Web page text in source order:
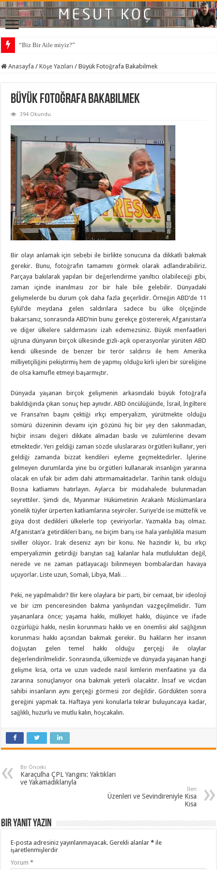
“Biz Bir Aile miyiz?”
Anasayfa / Köşe Yazıları / Büyük Fotoğrafa Bakabilmek
Büyük Fotoğrafa Bakabilmek
394 Okundu
Bir olayı anlamak için sebebi ile birlikte sonucuna da dikkatli bakmak
gerekir. Bunu, fotoğrafın tamamını görmek olarak adlandırabiliriz.
Parçaya bakılarak yapılan bir değerlendirme yanıltıcı olabileceği gibi,
zaman içinde inanılması zor bir hale bile gelebilir. Dünyadaki
gelişmelerde bu durum çok daha fazla geçerlidir. Örneğin ABD’de 11
Eylül’de meydana gelen saldırılara sadece bu ülke ölçeğinde
bakarsanız, sonrasında ABD’nin bunu gerekçe göstererek, Afganistan’a
ve diğer ülkelere saldırmasını izah edemezsiniz. Büyük menfaatleri
uğruna dünyanın birçok ülkesinde gizli-açık operasyonlar yürüten ABD
kendi ülkesinde de benzer bir terör saldırısı ile hem Amerika
milliyetçiliğini pekiştirmiş hem de yapmış olduğu kirli işleri bir süreliğine
de olsa kamufle etmeyi başarmıştır.
Dünyada yaşanan birçok gelişmenin arkasındaki büyük fotoğrafa
bakıldığında çıkan sonuç hep aynıdır. ABD öncülüğünde, İsrail, İngiltere
ve Fransa’nın başını çektiği ırkçı emperyalizm, yürütmekte olduğu
sömürü düzeninin devamı için gözünü hiç bir şey den sakınmadan,
hiçbir insanı değeri dikkate almadan baskı ve zulümlerine devam
etmektedir. Yeri geldiği zaman sözde uluslararası örgütleri kullanır, yeri
geldiği zamanda bizzat kendileri eyleme geçmektedirler. İşlerine
gelmeyen durumlarda yine bu örgütleri kullanarak insanlığın yararına
olacak en ufak bir adım dahi attırmamaktadırlar. Tarihin tanık olduğu
Bosna katliamını hatırlayın. Aylarca bir müdahalede bulunmadan
seyrettiler. Şimdi de, Myanmar Hükümetinin Arakanlı Müslümanlara
yönelik tüyler ürperten katliamlarına seyirciler. Suriye’de ise müttefik ve
güya dost dedikleri ülkelerle top çeviriyorlar. Yazmakla baş olmaz.
Afganistan’a getirdikleri barış, ne biçim barış ise hala yanlışlıkla masum
siviller ölüyor. Irak deseniz ayrı bir konu. Ne hazindir ki, bu ırkçı
emperyalizmin getirdiği barıştan sağ kalanlar hala mutluluktan değil,
nerede ve ne zaman patlayacağı bilinmeyen bombalardan havaya
uçuyorlar. Liste uzun, Somali, Libya, Mali…
Peki, ne yapılmalıdır? Bir kere olaylara bir parti, bir cemaat, bir ideoloji
ve bir izm penceresinden bakma yanlışından vazgeçilmelidir. Tüm
yaşananlara önce; yaşama hakkı, mülkiyet hakkı, düşünce ve ifade
özgürlüğü hakkı, neslin korunması hakkı ve en önemlisi akıl sağlığının
korunması hakkı açısından bakmak gerekir. Bu hakların her insanın
doğuştan gelen temel hakkı olduğu gerçeği ile olaylar
değerlendirilmelidir. Sonrasında, ülkemizde ve dünyada yaşanan hangi
gelişme kısa, orta ve uzun vadede nasıl kimlerin menfaatine ya da
zararına sonuçlanıyor ona bakmak yeterli olacaktır. İnsaf ve vicdan
sahibi insanların aynı gerçeği görmesi zor değildir. Gördükten sonra
gereğini yapmak ta. Haftaya yeni konularla tekrar buluşuncaya kadar,
sağlıklı, huzurlu ve mutlu kalın, hoşcakalın.
Bir Önceki
Karaçulha ÇPL Yangını: Yaktıkları
ve Yakamadıklarıyla
İleri
Üzenleri ve Sevindireniyle Kısa
Kısa
Bir yanıt yazın
E-posta adresiniz yayınlanmayacak. Gerekli alanlar* ile
işaretlenmişlerdir
Yorum*